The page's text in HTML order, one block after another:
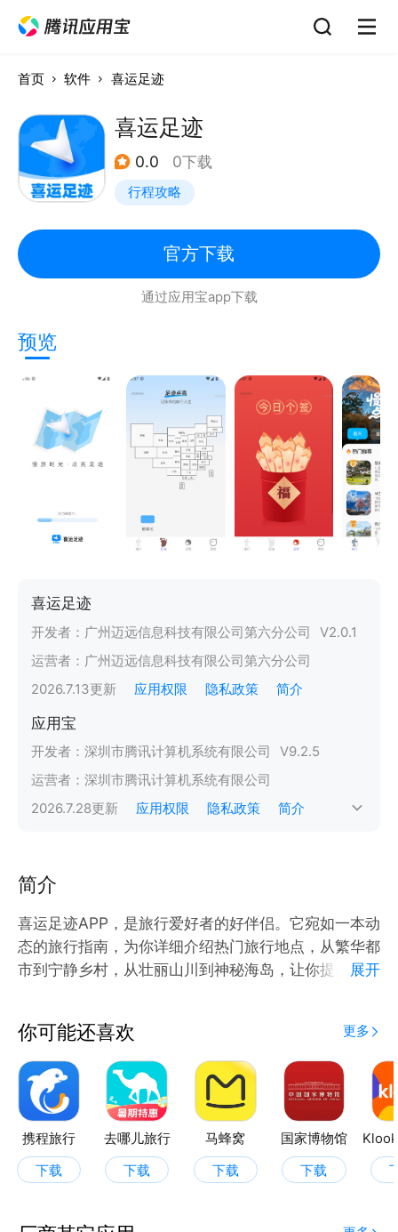
首页 软件 喜运足迹
喜运足迹
0.0 0下载
行程攻略
官方下载
通过应用宝app下载
预览
喜运足迹
开发者： 广州迈远信息科技有限公司第六分公司 V2.0.1
运营者： 广州迈远信息科技有限公司第六分公司
2026.7.13更新 应用权限 隐私政策 简介
应用宝
开发者： 深圳市腾讯计算机系统有限公司 V9.2.5
运营者： 深圳市腾讯计算机系统有限公司
2026.7.28更新 应用权限 隐私政策 简介
简介
喜运足迹APP，是旅行爱好者的好伴侣。它宛如一本动
态的旅行指南，为你详细介绍热门旅行地点，从繁华都
市到宁静乡村，从壮丽山川到神秘海岛，让你提前领略
在这里，每一次旅行都将成为珍贵的回忆。你可以点亮
足迹，每点亮一处，就能获得一张特色海报，这些海报
不仅记录了你的旅行轨迹，更是你旅途心情的完美写
照。
地图功能更是贴心，你可以清晰地看到自己去过的地
方，仿佛在地图上绘制出一幅属于自己的旅行画卷。而
的旅程增添一份神秘与期待。
展开
你可能还喜欢 更多
携程旅行
下载
去哪儿旅行
下载
马蜂窝
下载
国家博物馆
下载